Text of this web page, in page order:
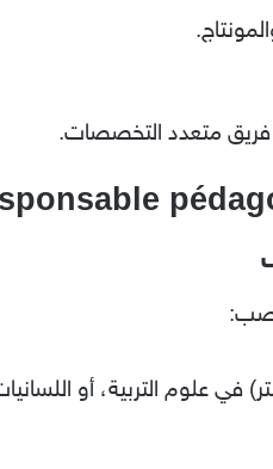
متعدد التخصصات.
في علوم التربية، أو